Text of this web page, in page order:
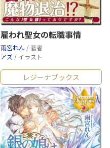
雇われ聖女の転職事情
雨宮れん / 著者
アズ / イラスト
レジーナブックス